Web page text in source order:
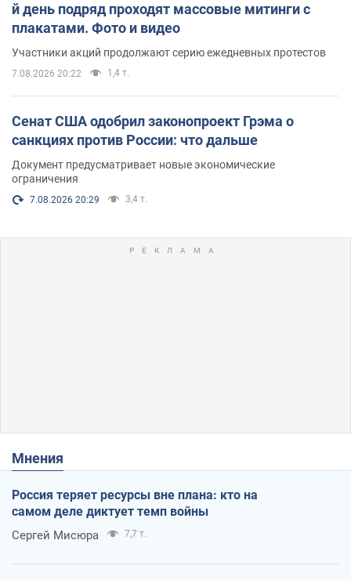
й день подряд проходят массовые митинги с
плакатами. Фото и видео
Участники акций продолжают серию ежедневных протестов
7.08.2026 20:22 1,4 т.
Сенат США одобрил законопроект Грэма о
санкциях против России: что дальше
Документ предусматривает новые экономические
ограничения
7.08.2026 20:29 3,4 т.
Мнения
Россия теряет ресурсы вне плана: кто на
самом деле диктует темп войны
Сергей Мисюра 7,7 т.